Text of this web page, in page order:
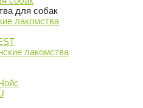
для собак
лакомства
лакомства